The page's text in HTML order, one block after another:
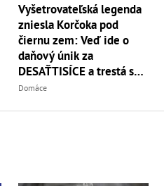
Vyšetrovateľská legenda
zniesla Korčoka pod
čiernu zem: Veď ide o
daňový únik za
DESAŤTISÍCE a trestá sa
basou!
Domáce